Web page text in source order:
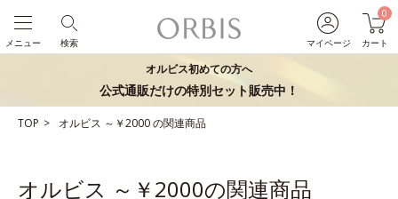
マイページ
0
カート
検索
メニュー
オルビス初めての方へ
公式通販だけの特別セット販売中！
TOP オルビス ～￥2000の関連商品
オルビス ～￥2000の関連商品